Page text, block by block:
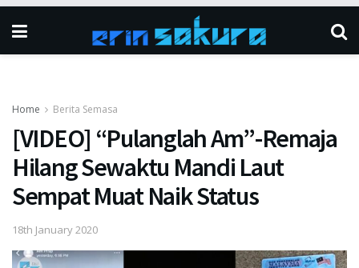
Home Berita Semasa
[VIDEO] “Pulanglah Am”-Remaja
Hilang Sewaktu Mandi Laut
Sempat Muat Naik Status
18th January 2020